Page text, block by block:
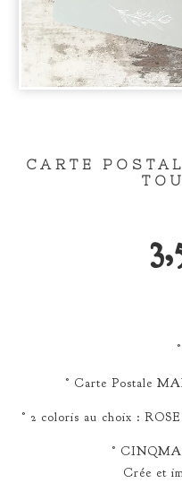
CARTE
° Carte Postale
° 2 coloris au choix :
°
Crée et